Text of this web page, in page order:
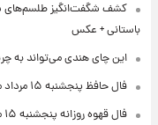
کشف شگفت‌انگیز
باستانی + عکس
این چای هندی می‌تواند به
فال حافظ پنجشنبه ۱۵ مرداد ماه ۱۴۰۵
فال قهوه روزانه پنجشنبه ۱۵ مرداد ماه ۱۴۰۵